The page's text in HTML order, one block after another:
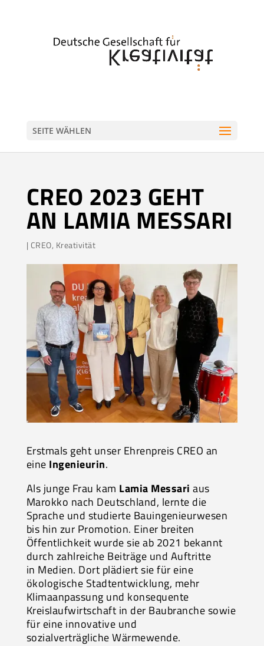
SEITE WÄHLEN
CREO 2023 GEHT
AN LAMIA MESSARI
| CREO, Kreativität
Erstmals geht unser Ehrenpreis CREO an
eine Ingenieurin.
Als junge Frau kam Lamia Messari aus
Marokko nach Deutschland, lernte die
Sprache und studierte Bauingenieurwesen
bis hin zur Promotion. Einer breiten
Öffentlichkeit wurde sie ab 2021 bekannt
durch zahlreiche Beiträge und Auftritte
in Medien. Dort plädiert sie für eine
ökologische Stadtentwicklung, mehr
Klimaanpassung und konsequente
Kreislaufwirtschaft in der Baubranche sowie
für eine innovative und
sozialverträgliche Wärmewende.